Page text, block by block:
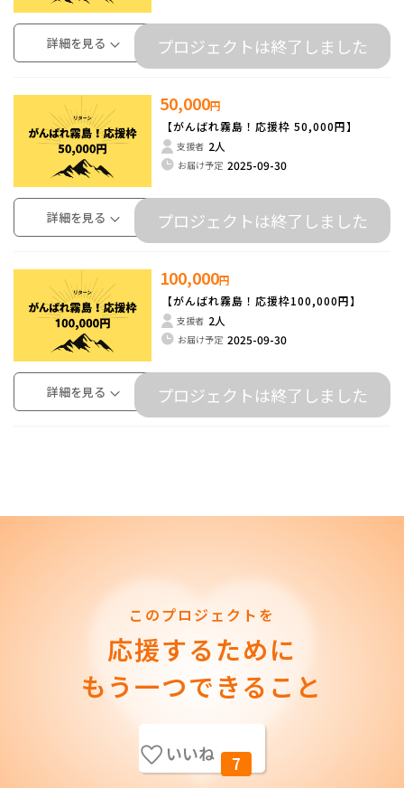
詳細を見る プロジェクトは終了しました
50,000円
【がんばれ霧島！応援枠 50,000円】
支援者 2人
お届け予定 2025-09-30
詳細を見る プロジェクトは終了しました
100,000円
【がんばれ霧島！応援枠100,000円】
支援者 2人
お届け予定 2025-09-30
詳細を見る プロジェクトは終了しました
このプロジェクトを
応援するために
もう一つできること
いいね 7